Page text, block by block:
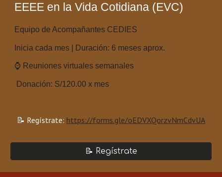
EEEE en la Vida Cotidiana (EVC)
Equipo de Acompañantes CEDIES
Inicia cada mes | Duración: 6 meses aprox.
⌚ Reuniones virtuales semanales
Donación: S/120.00 x mes
📝 Regístrate: https://forms.gle/oEDVXQorzvNmCdvUA
📝 Regístrate